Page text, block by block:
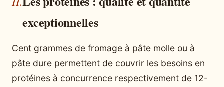
exceptionnelles
Cent grammes de fromage à pâte molle ou à
pâte dure permettent de couvrir les besoins en
protéines à concurrence respectivement de 12-